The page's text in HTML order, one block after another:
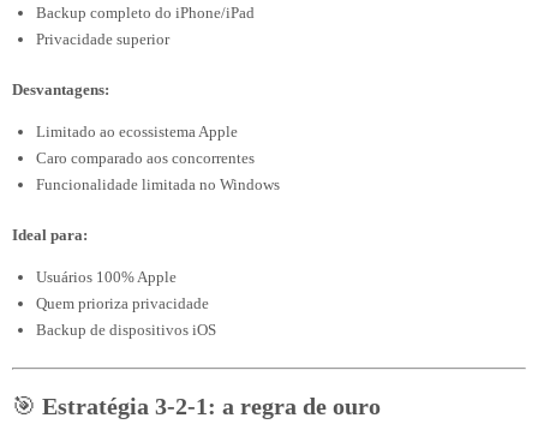
Backup completo do iPhone/iPad
Privacidade superior
Desvantagens:
Limitado ao ecossistema Apple
Caro comparado aos concorrentes
Funcionalidade limitada no Windows
Ideal para:
Usuários 100% Apple
Quem prioriza privacidade
Backup de dispositivos iOS
🎯 Estratégia 3-2-1: a regra de ouro